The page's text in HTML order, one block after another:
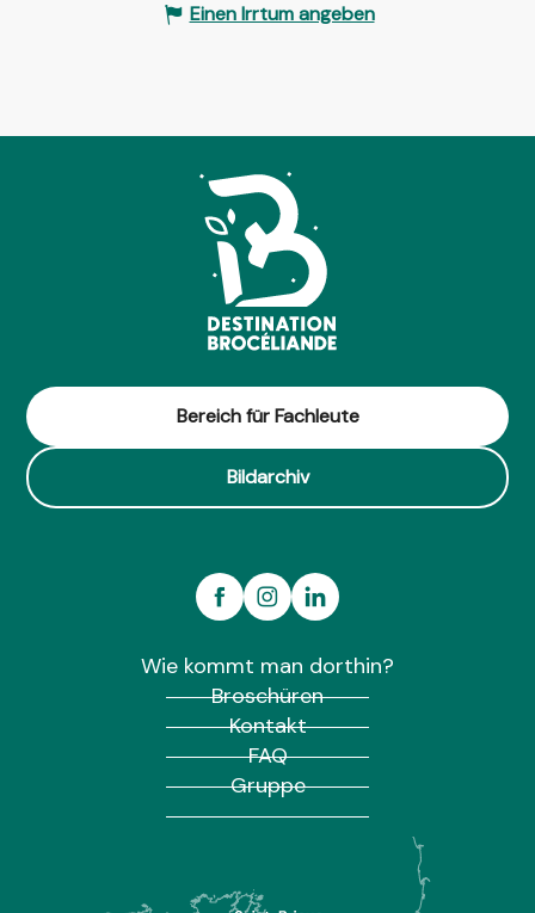
Einen Irrtum angeben
Bereich für Fachleute
Bildarchiv
Wie kommt man dorthin?
Broschüren
Kontakt
FAQ
Gruppe